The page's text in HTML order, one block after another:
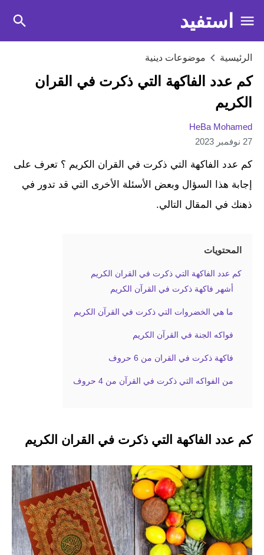
استفيد
الرئيسية موضوعات دينية
كم عدد الفاكهة التي ذكرت في القران
الكريم
HeBa Mohamed
27 نوفمبر 2023
كم عدد الفاكهة التي ذكرت في القران الكريم ؟ تعرف على
إجابة هذا السؤال وبعض الأسئلة الأخرى التي قد تدور في
ذهنك في المقال التالي.
المحتويات
كم عدد الفاكهة التي ذكرت في القران الكريم
أشهر فاكهة ذكرت في القرآن الكريم
ما هي الخضروات التي ذكرت في القرآن الكريم
فواكه الجنة في القرآن الكريم
فاكهة ذكرت في القران من 6 حروف
من الفواكه التي ذكرت في القرآن من 4 حروف
كم عدد الفاكهة التي ذكرت في القران الكريم